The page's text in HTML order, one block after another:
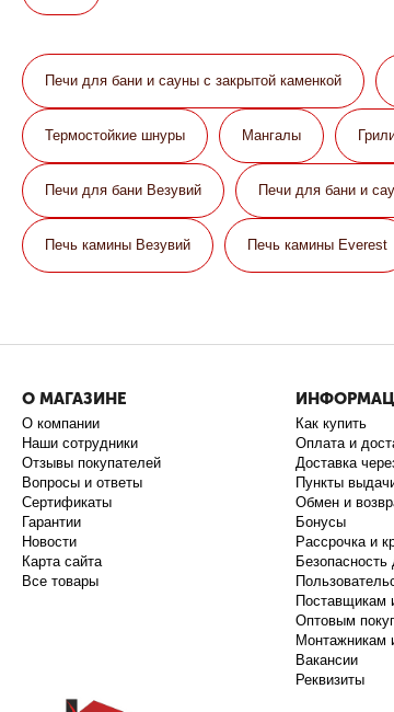
Печи для бани и сауны с закрытой каменкой
Термостойкие шнуры Мангалы
Печи для бани Везувий Печи для бани и
Печь камины Везувий Печь камины Everest
О МАГАЗИНЕ
О компании
Наши сотрудники
Отзывы покупателей
Вопросы и ответы
Сертификаты
Гарантии
Новости
Карта сайта
Все товары
Как купить
Оплата и
Доставка
Пункты
Обмен и
Бонусы
Рассрочка и
Безопасность
Поставщикам
Оптовым
Монтажникам
Вакансии
Реквизиты